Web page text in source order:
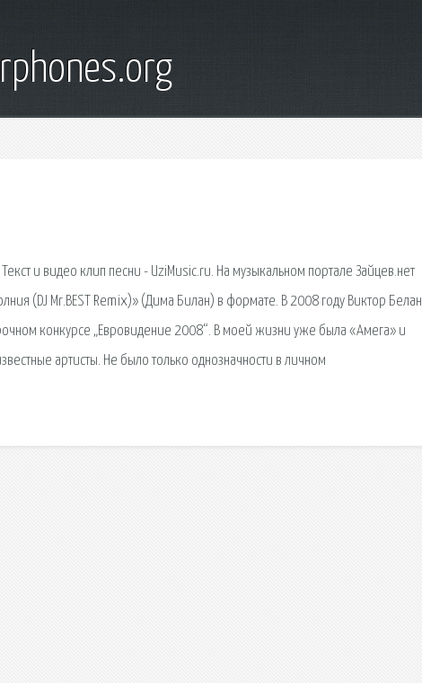
и видео клип песни - UziMusic.ru. На музыкальном портале Зайцев.нет
(DJ Mr.BEST Remix)» (Дима Билан) в формате. В 2008 году Виктор Белан
конкурсе „Евровидение 2008“. В моей жизни уже была «Амега» и
артисты. Не было только однозначности в личном